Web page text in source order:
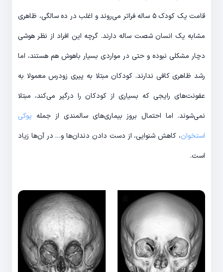
قامت یک کودک ۵ ساله فراتر می‌روند و اغلب در ده سالگی، ظاهری
مشابه یک انسان شصت ساله دارند. گرچه این افراد از نظر هوشی
دچار مشکلی نبوده و حتی در مواردی بسیار باهوش هم هستند، اما
رشد ظاهری کافی ندارند. کودکان مبتلا به پیری زودرس معمولا به
عفونت‌های رایجی که بسیاری از کودکان را درگیر می‌کند، مبتلا
نمی‌شوند. اما احتمال بروز بیماری‌های سالمندی از جمله پوکی
استخوان، کاهش شنوایی، از دست دادن دندان‌ها و… در آن‌ها زیاد
است.